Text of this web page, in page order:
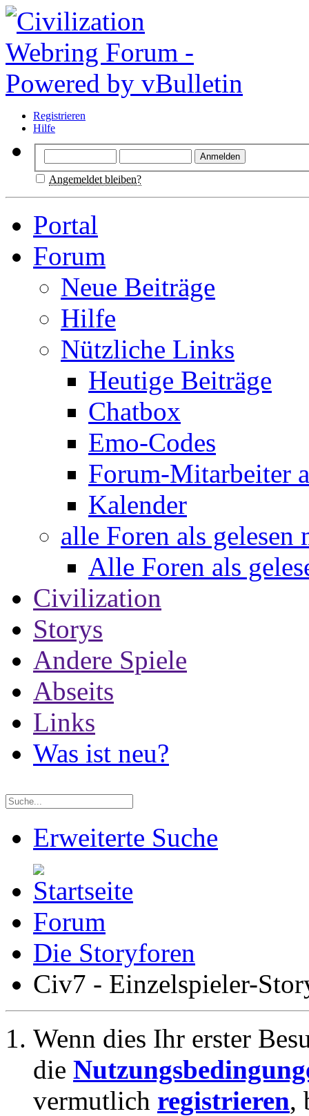
Registrieren
Hilfe
Angemeldet bleiben?
Portal
Forum
Neue Beiträge
Hilfe
Nützliche Links
Heutige Beiträge
Chatbox
Emo-Codes
Forum-Mitarbeiter
Kalender
alle Foren als gelesen
Alle Foren als
Civilization
Storys
Andere Spiele
Abseits
Links
Was ist neu?
Erweiterte Suche
Forum
Die Storyforen
Civ7 - Einzelspieler-
Wenn dies Ihr erster
die
vermutlich registrieren,